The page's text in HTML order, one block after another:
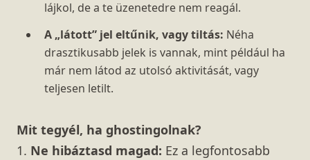
lájkol, de a te üzenetedre nem reagál.
A „látott” jel eltűnik, vagy tiltás: Néha
drasztikusabb jelek is vannak, mint például ha
már nem látod az utolsó aktivitását, vagy
teljesen letilt.
Mit tegyél, ha ghostingolnak?
1. Ne hibáztasd magad: Ez a legfontosabb